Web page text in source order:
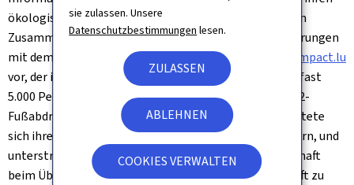
sie zulassen. Unsere
Datenschutzbestimmungen lesen.
ZULASSEN
ABLEHNEN
COOKIES VERWALTEN
ökologischen Fußabdruck verringern können. In diesem
Zusammenhang stellte die Ministerin die ersten Erfahrungen
mit dem Online-Rechner für den CO2-Fußabdruck
myImpact.lu
vor, der im November 2023 eingeführt und bereits von fast
5.000 Personen zur Berechnung ihres persönlichen CO2-
Fußabdrucks genutzt wird. Die Klima-Agence verpflichtete
sich ihrerseits, dieses Tool bei den Gemeinden zu fördern, und
unterstrich ihr Engagement, alle Akteure der Gesellschaft
beim Übergang zu einer klimafreundlicheren Wirtschaft zu